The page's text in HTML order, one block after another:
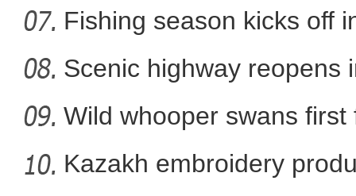
Fishing season kicks off
Scenic highway reopens
Wild whooper swans
X
Kazakh embroidery